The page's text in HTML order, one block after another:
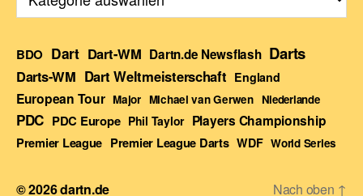
BDO Dart Dart-WM Dartn.de Newsflash Darts
Darts-WM Dart Weltmeisterschaft England
European Tour Major Michael van Gerwen Niederlande
PDC PDC Europe Phil Taylor Players Championship
Premier League Premier League Darts WDF World Series
© 2026dartn.de Nach oben ↑